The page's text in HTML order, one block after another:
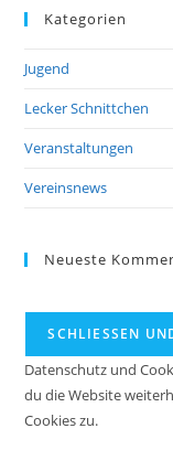
Kategorien
Jugend
Lecker Schnittchen
Veranstaltungen
Vereinsnews
Neueste
Datenschutz und
du die Website
Cookies zu.